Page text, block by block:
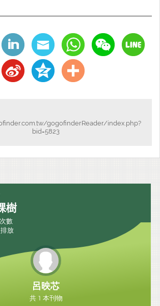
gogofinderReader/index.php?
bid=5823
樹
數
放
呂映芯
共 1 本刊物